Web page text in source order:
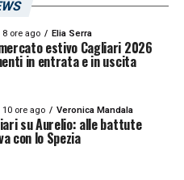
8 ore ago Elia Serra
estivo Cagliari 2026
in entrata e in uscita
10 ore ago Veronica Mandala
su Aurelio: alle battute
con lo Spezia